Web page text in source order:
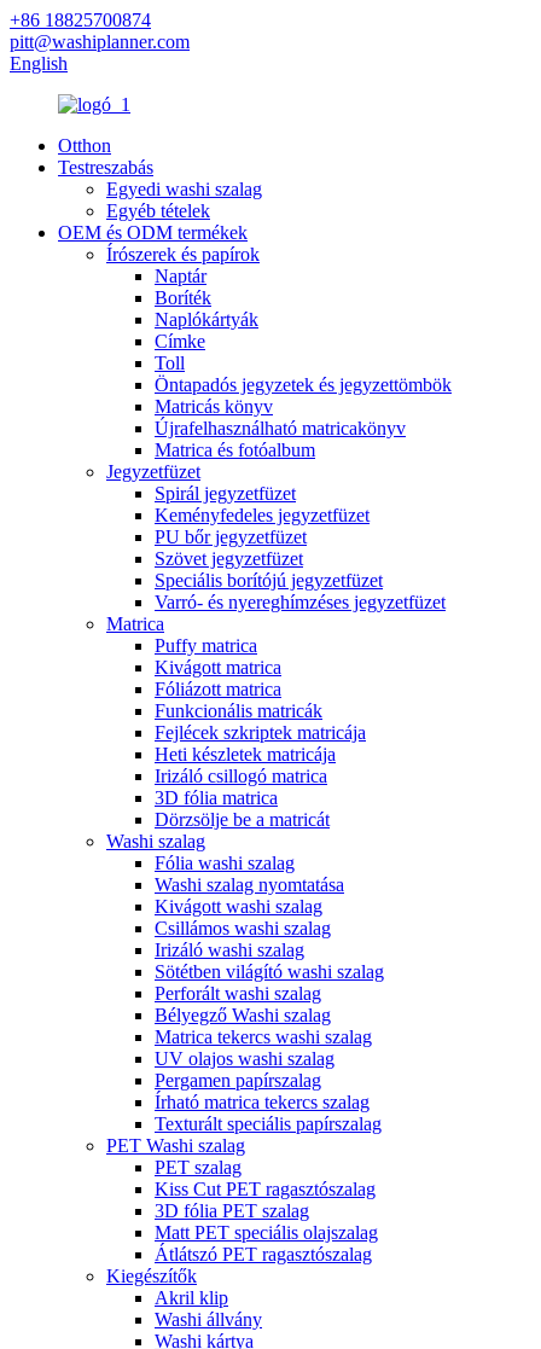
+86 18825700874
pitt@washiplanner.com
English
Otthon
Testreszabás
Egyedi washi szalag
Egyéb tételek
OEM és ODM termékek
Írószerek és papírok
Naptár
Boríték
Naplókártyák
Címke
Toll
Öntapadós jegyzetek és jegyzettömbök
Matricás könyv
Újrafelhasználható matricakönyv
Matrica és fotóalbum
Jegyzetfüzet
Spirál jegyzetfüzet
Keményfedeles jegyzetfüzet
PU bőr jegyzetfüzet
Szövet jegyzetfüzet
Speciális borítójú jegyzetfüzet
Varró- és nyereghímzéses jegyzetfüzet
Matrica
Puffy matrica
Kivágott matrica
Fóliázott matrica
Funkcionális matricák
Fejlécek szkriptek matricája
Heti készletek matricája
Irizáló csillogó matrica
3D fólia matrica
Dörzsölje be a matricát
Washi szalag
Fólia washi szalag
Washi szalag nyomtatása
Kivágott washi szalag
Csillámos washi szalag
Irizáló washi szalag
Sötétben világító washi szalag
Perforált washi szalag
Bélyegző Washi szalag
Matrica tekercs washi szalag
UV olajos washi szalag
Pergamen papírszalag
Írható matrica tekercs szalag
Texturált speciális papírszalag
PET Washi szalag
PET szalag
Kiss Cut PET ragasztószalag
3D fólia PET szalag
Matt PET speciális olajszalag
Átlátszó PET ragasztószalag
Kiegészítők
Akril klip
Washi állvány
Washi kártya